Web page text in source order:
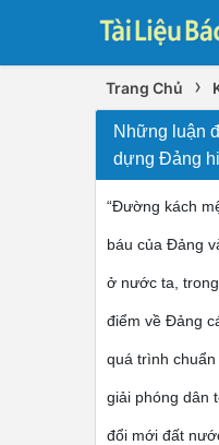
Trang Chủ ›
Những luận
dựng Đảng
“Đường kách
báu của Đảng
ở nước ta,
điểm về Đảng
quá trình
giải phóng dân
đổi mới đất